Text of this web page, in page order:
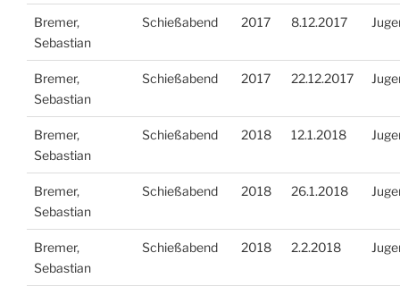
Bremer,
Sebastian
Schießabend 2017 8.12.2017
Bremer,
Sebastian
Schießabend 2017 22.12.2017
Bremer,
Sebastian
Schießabend 2018 12.1.2018
Bremer,
Sebastian
Schießabend 2018 26.1.2018
Bremer,
Sebastian
Schießabend 2018 2.2.2018